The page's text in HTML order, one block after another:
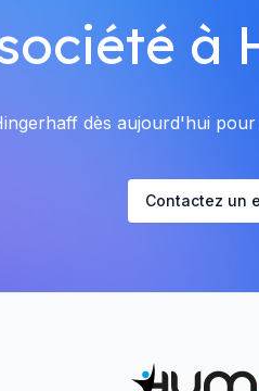
à
dès aujourd'hui
Contactez un